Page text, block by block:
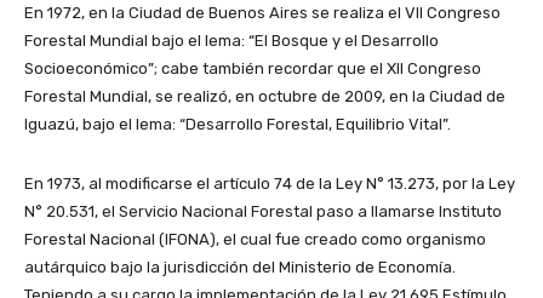
En 1972, en la Ciudad de Buenos Aires se realiza el VII Congreso
Forestal Mundial bajo el lema: “El Bosque y el Desarrollo
Socioeconómico”; cabe también recordar que el XII Congreso
Forestal Mundial, se realizó, en octubre de 2009, en la Ciudad de
Iguazú, bajo el lema: “Desarrollo Forestal, Equilibrio Vital”.
En 1973, al modificarse el artículo 74 de la Ley N° 13.273, por la Ley
N° 20.531, el Servicio Nacional Forestal paso a llamarse Instituto
Forestal Nacional (IFONA), el cual fue creado como organismo
autárquico bajo la jurisdicción del Ministerio de Economía.